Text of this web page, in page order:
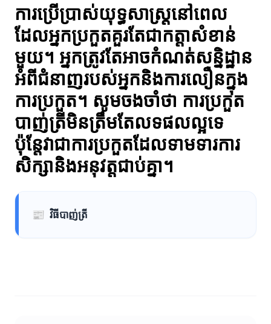
ការប្រើប្រាស់យុទ្ធសាស្ត្រនៅពេល
ដែលអ្នកប្រកួតគួរតែជាកត្តាសំខាន់
មួយ។ អ្នកត្រូវតែអាចកំណត់សន្និដ្ឋាន
អំពីជំនាញរបស់អ្នកនិងការលឿនក្នុង
ការប្រកួត។ សូមចងចាំថា ការប្រកួត
បាញ់ត្រីមិនត្រឹមតែលទផលល្អទេ
ប៉ុន្តែវាជាការប្រកួតដែលទាមទារការ
សិក្សានិងអនុវត្តជាប់គ្នា។
📰 វិធីបាញ់ត្រី